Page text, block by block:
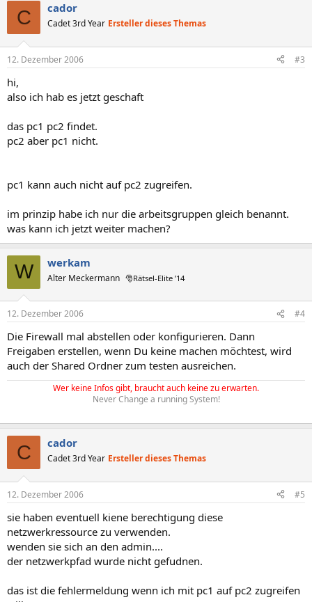
C cador
Cadet 3rd Year Ersteller dieses Themas
12. Dezember 2006 #3
hi,
also ich hab es jetzt geschaft
das pc1 pc2 findet.
pc2 aber pc1 nicht.
pc1 kann auch nicht auf pc2 zugreifen.
im prinzip habe ich nur die arbeitsgruppen gleich benannt.
was kann ich jetzt weiter machen?
W werkam
Alter Meckermann 🎅Rätsel-Elite ’14
12. Dezember 2006 #4
Die Firewall mal abstellen oder konfigurieren. Dann
Freigaben erstellen, wenn Du keine machen möchtest, wird
auch der Shared Ordner zum testen ausreichen.
Wer keine Infos gibt, braucht auch keine zu erwarten.
Never Change a running System!
C cador
Cadet 3rd Year Ersteller dieses Themas
12. Dezember 2006 #5
sie haben eventuell kiene berechtigung diese
netzwerkressource zu verwenden.
wenden sie sich an den admin....
der netzwerkpfad wurde nicht gefudnen.
das ist die fehlermeldung wenn ich mit pc1 auf pc2 zugreifen